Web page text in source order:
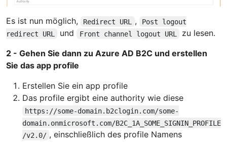
Es ist nun möglich, Redirect URL ,
Post logout
redirect URL
und Front channel logout URL
zu lesen.
2 - Gehen Sie dann zu Azure AD B2C und erstellen
Sie das app profile
Erstellen Sie ein app profile
Das profile ergibt eine authority wie diese
https://some-domain.b2clogin.com/some-
domain.onmicrosoft.com/B2C_1A_SOME_SIGNIN_PROFILE
/v2.0/ , einschließlich des profile Namens